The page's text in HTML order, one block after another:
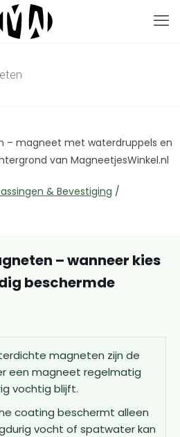
& Bevestiging /
– wanneer kies
beschermde
magneten zijn de
een magneet regelmatig
vochtig blijft.
coating beschermt alleen
vocht of spatwater kan